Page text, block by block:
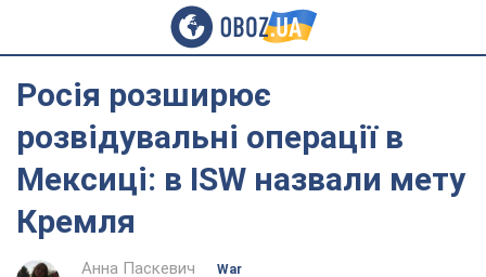
Росія розширює
розвідувальні операції в
Мексиці: в ISW назвали мету
Кремля
Анна Паскевич
War